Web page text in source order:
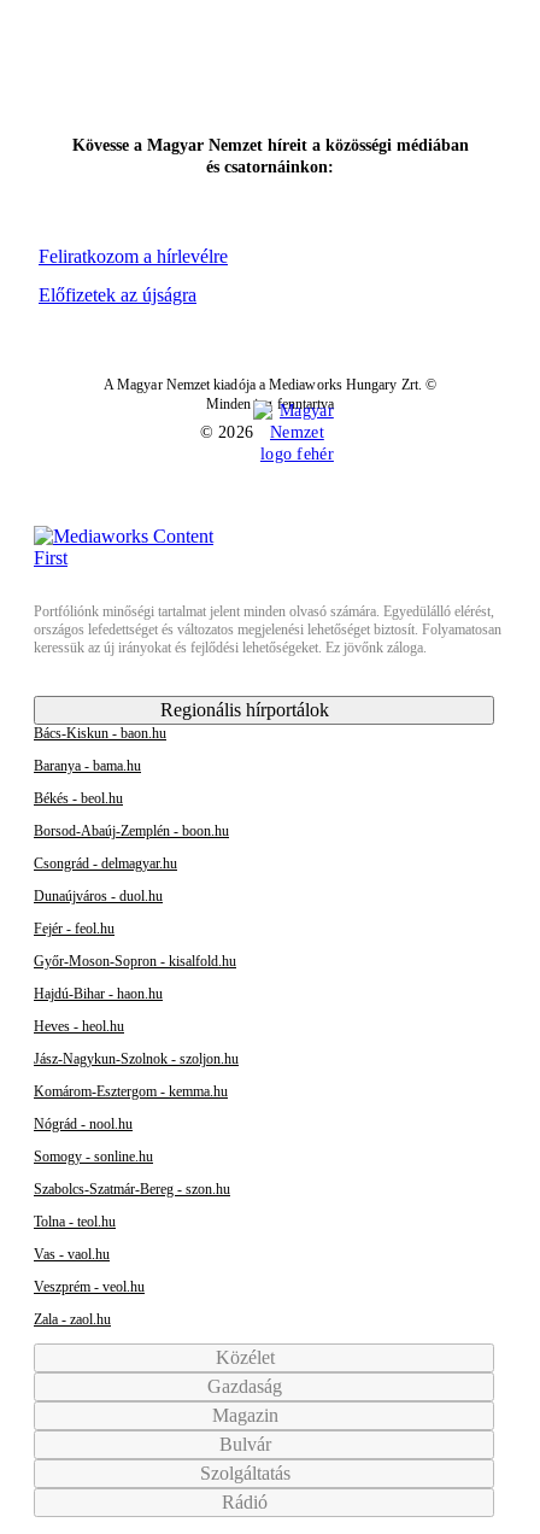
Feliratkozom a hírlevélre
Kövesse a Magyar Nemzet híreit a közösségi médiában
és csatornáinkon:
Előfizetek az újságra
A Magyar Nemzet kiadója a Mediaworks Hungary Zrt. ©
Minden jog fenntartva
© 2026
Portfóliónk minőségi tartalmat jelent minden olvasó számára. Egyedülálló elérést,
országos lefedettséget és változatos megjelenési lehetőséget biztosít. Folyamatosan
keressük az új irányokat és fejlődési lehetőségeket. Ez jövőnk záloga.
Regionális hírportálok
Bács-Kiskun - baon.hu
Baranya - bama.hu
Békés - beol.hu
Borsod-Abaúj-Zemplén - boon.hu
Csongrád - delmagyar.hu
Dunaújváros - duol.hu
Fejér - feol.hu
Győr-Moson-Sopron - kisalfold.hu
Hajdú-Bihar - haon.hu
Heves - heol.hu
Jász-Nagykun-Szolnok - szoljon.hu
Komárom-Esztergom - kemma.hu
Nógrád - nool.hu
Somogy - sonline.hu
Szabolcs-Szatmár-Bereg - szon.hu
Tolna - teol.hu
Vas - vaol.hu
Veszprém - veol.hu
Zala - zaol.hu
Közélet
Gazdaság
Magazin
Bulvár
Szolgáltatás
Rádió